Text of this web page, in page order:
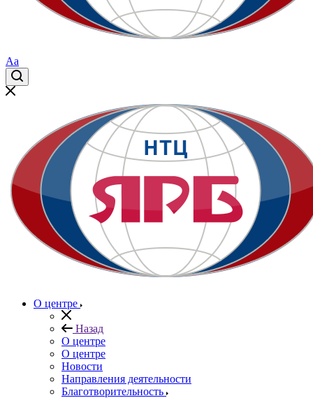
Aa
О центре
Назад
О центре
О центре
Новости
Направления деятельности
Благотворительность